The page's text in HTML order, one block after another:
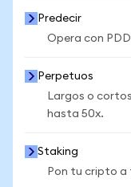
Predecir
Opera con
Perpetuos
Largos o
hasta 50x.
Staking
Pon tu cripto a